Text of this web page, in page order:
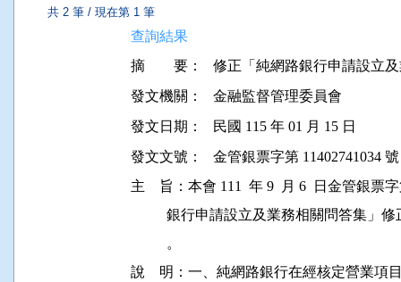
共 2 筆 / 現在第 1 筆
查詢結果
摘 要：
發文機關：
金融監督管理委員會
發文日期：
民國 115 年 01 月 15 日
發文文號：
金管銀票字第 11402741034
主    旨：本會 111  年 9  月 6  日金管銀票
銀行申請設立及業務相關問答集
          。
說    明：一、純網路銀行在經核定營業項